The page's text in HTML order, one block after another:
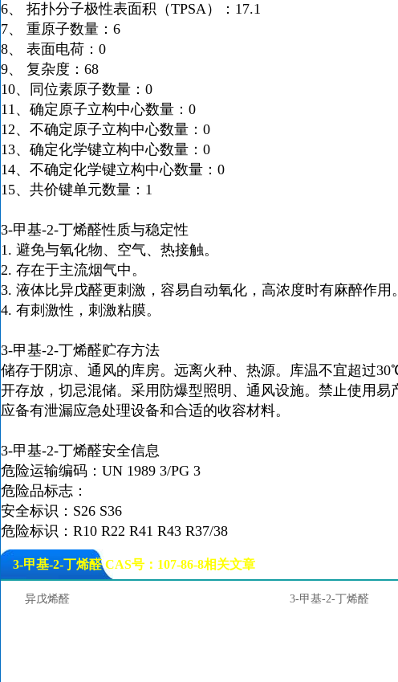
6、 拓扑分子极性表面积（TPSA）：17.1
7、 重原子数量：6
8、 表面电荷：0
9、 复杂度：68
10、同位素原子数量：0
11、确定原子立构中心数量：0
12、不确定原子立构中心数量：0
13、确定化学键立构中心数量：0
14、不确定化学键立构中心数量：0
15、共价键单元数量：1
3-甲基-2-丁烯醛性质与稳定性
1. 避免与氧化物、空气、热接触。
2. 存在于主流烟气中。
3. 液体比异戊醛更刺激，容易自动氧化，高浓度时有麻醉作用。
4. 有刺激性，刺激粘膜。
3-甲基-2-丁烯醛贮存方法
储存于阴凉、通风的库房。远离火种、热源。库温不宜超过
开存放，切忌混储。采用防爆型照明、通风设施。禁止使用易
应备有泄漏应急处理设备和合适的收容材料。
3-甲基-2-丁烯醛安全信息
危险运输编码：UN 1989 3/PG 3
危险品标志：
安全标识：S26 S36
危险标识：R10 R22 R41 R43 R37/38
3-甲基-2-丁烯醛 CAS号：107-86-8相关文章
异戊烯醛 3-甲基-2-丁烯醛